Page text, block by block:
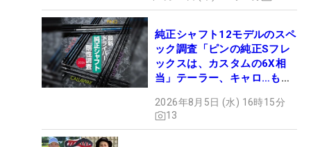
純正シャフト12モデルのスペ
ック調査「ピンの純正Sフレ
ックスは、カスタムの6X相
当」テーラー、キャロ…もチ
2026年8月5日 (水) 16時15分
13